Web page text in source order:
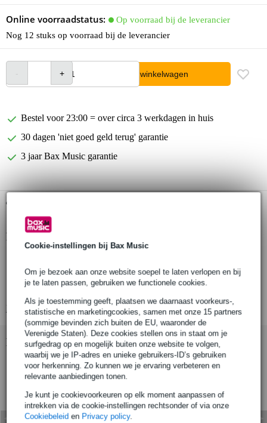
Cookie-instellingen bij Bax Music
Om je bezoek aan onze website soepel te laten verlopen en bij
je te laten passen, gebruiken we functionele cookies.
Als je toestemming geeft, plaatsen we daarnaast voorkeurs-,
statistische en marketingcookies, samen met onze 15 partners
(sommige bevinden zich buiten de EU, waaronder de
Verenigde Staten). Deze cookies stellen ons in staat om je
surfgedrag op en mogelijk buiten onze website te volgen,
waarbij we je IP-adres en unieke gebruikers-ID’s gebruiken
voor herkenning. Zo kunnen we je ervaring verbeteren en
relevante aanbiedingen tonen.
Je kunt je cookievoorkeuren op elk moment aanpassen of
intrekken via de cookie-instellingen rechtsonder of via onze
Cookiebeleid en Privacy policy.
Online voorraadstatus:
Op voorraad bij de leverancier
Nog 12 stuks op voorraad bij de leverancier
In winkelwagen
Bestel voor 23:00 = over circa 3 werkdagen in huis
30 dagen 'niet goed geld terug' garantie
3 jaar Bax Music garantie
Productinformatie
montage met klittenband van 25 mm
materiaal: 100% polyester
Bekijk alle productspecificaties
Bekijk ook eens (1)